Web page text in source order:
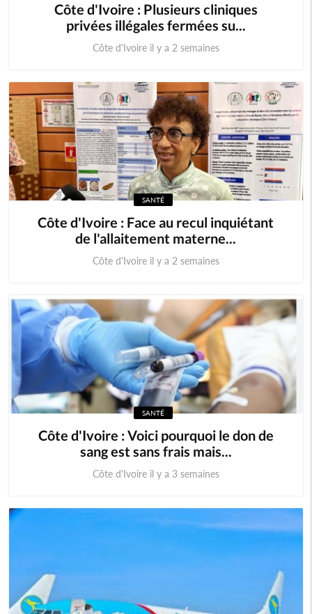
Côte d'Ivoire : Plusieurs cliniques
privées illégales fermées su...
Côte d'Ivoire il y a 2 semaines
SANTÉ
Côte d'Ivoire : Face au recul inquiétant
de l'allaitement materne...
Côte d'Ivoire il y a 2 semaines
SANTÉ
Côte d'Ivoire : Voici pourquoi le don de
sang est sans frais mais...
Côte d'Ivoire il y a 3 semaines